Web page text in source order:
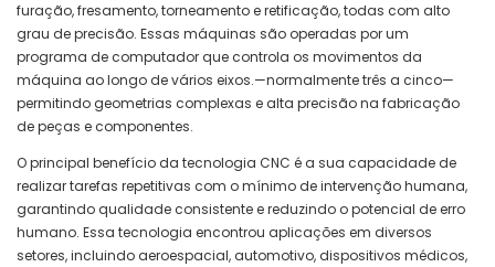
furação, fresamento, torneamento e retificação, todas com alto
grau de precisão. Essas máquinas são operadas por um
programa de computador que controla os movimentos da
máquina ao longo de vários eixos.—normalmente três a cinco—
permitindo geometrias complexas e alta precisão na fabricação
de peças e componentes.
O principal benefício da tecnologia CNC é a sua capacidade de
realizar tarefas repetitivas com o mínimo de intervenção humana,
garantindo qualidade consistente e reduzindo o potencial de erro
humano. Essa tecnologia encontrou aplicações em diversos
setores, incluindo aeroespacial, automotivo, dispositivos médicos,